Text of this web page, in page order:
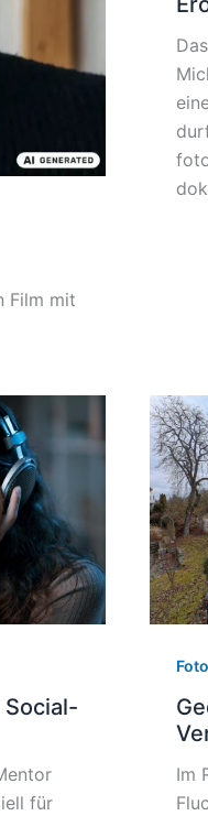
Film mit
Social-
für
Im